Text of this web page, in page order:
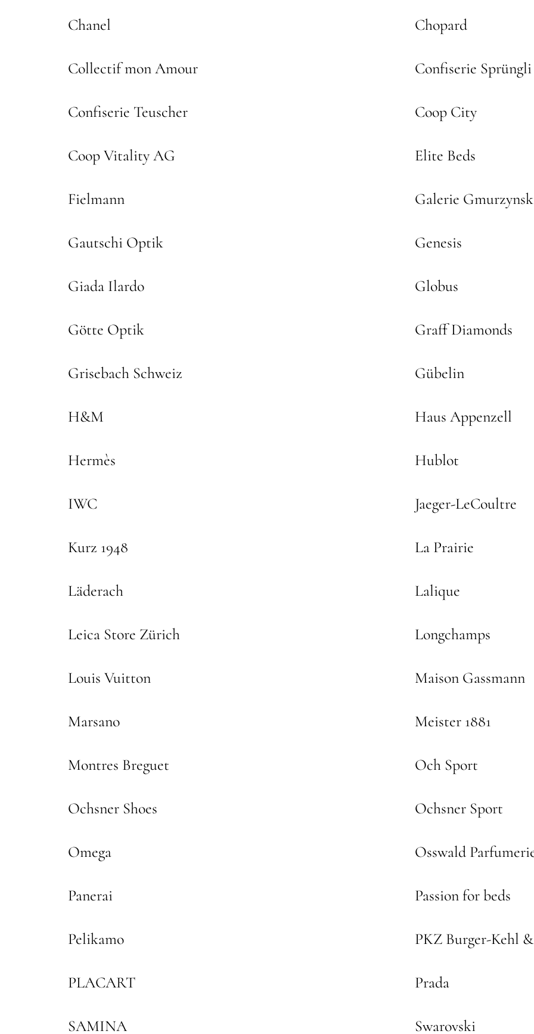
Chanel Chopard
Collectif mon Amour Confiserie Sprüngli
Confiserie Teuscher Coop City
Coop Vitality AG Elite Beds
Fielmann Galerie
Gautschi Optik Genesis
Giada Ilardo Globus
Götte Optik Graff Diamonds
Grisebach Schweiz Gübelin
H&M Haus Appenzell
Hermès Hublot
IWC Jaeger-LeCoultre
Kurz 1948 La Prairie
Läderach Lalique
Leica Store Zürich Longchamps
Louis Vuitton Maison Gassmann
Marsano Meister 1881
Montres Breguet Och Sport
Ochsner Shoes Ochsner Sport
Omega Osswald
Panerai Passion for beds
Pelikamo PKZ Burger-Kehl
PLACART Prada
SAMINA Swarovski